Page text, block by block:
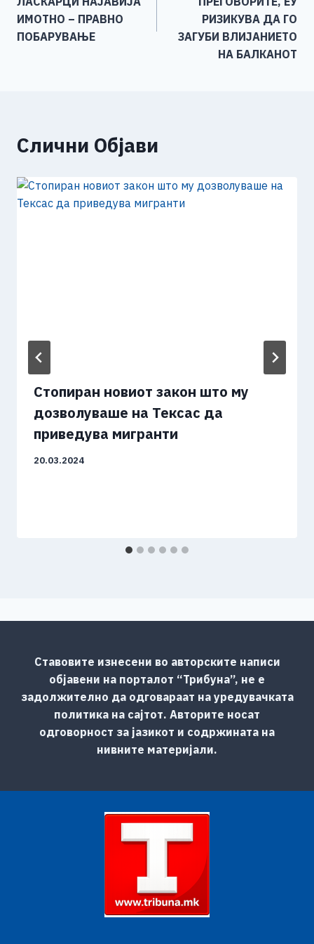
k
напис
ИМОТНО – ПРАВНО
ПОБАРУВАЊЕ
РИЗИКУВА ДА ГО
ЗАГУБИ ВЛИЈАНИЕТО
НА БАЛКАНОТ
Слични Објави
Стопиран новиот закон што му
дозволуваше на Тексас да
приведува мигранти
20.03.2024
Ставовите изнесени во авторските написи
објавени на порталот “Трибуна”, не е
задолжително да одговараат на уредувачката
политика на сајтот. Авторите носат
одговорност за јазикот и содржината на
нивните материјали.